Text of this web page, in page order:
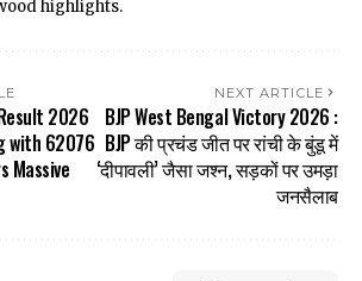
highlights.
2026
with 62076
Massive
NEXT ARTICLE
BJP West Bengal Victory 2026 :
BJP की प्रचंड जीत पर रांची के बुंडू में
‘दीपावली’ जैसा जश्न, सड़कों पर उमड़ा
जनसैलाब